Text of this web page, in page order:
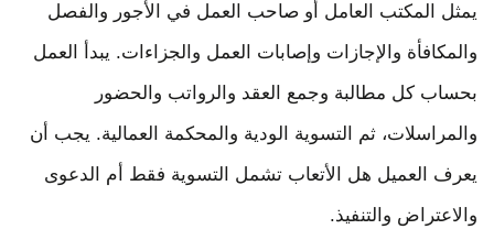
يمثل المكتب العامل أو صاحب العمل في الأجور والفصل
والمكافأة والإجازات وإصابات العمل والجزاءات. يبدأ العمل
بحساب كل مطالبة وجمع العقد والرواتب والحضور
والمراسلات، ثم التسوية الودية والمحكمة العمالية. يجب أن
يعرف العميل هل الأتعاب تشمل التسوية فقط أم الدعوى
والاعتراض والتنفيذ.